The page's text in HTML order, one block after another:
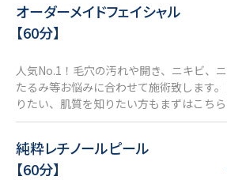
オーダーメイドフェイシャル
【60分】
人気No.1！毛穴の汚れや開き、ニキビ、
たるみ等お悩みに合わせて施術致します
りたい、肌質を知りたい方もまずはこちら
純粋レチノールピール
【60分】